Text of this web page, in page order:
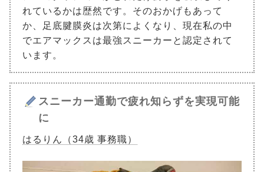
れているかは歴然です。そのおかげもあって
か、足底腱膜炎は次第によくなり、現在私の中
でエアマックスは最強スニーカーと認定されて
います。
スニーカー通勤で疲れ知らずを実現可能
に
はるりん（34歳 事務職）